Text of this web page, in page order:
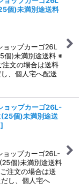
個)未満別途送料
ップカーゴ26L
個)未満別途送料 ※
文の場合は送料
、個人宅へ配送
ョップカーゴ26L-
個)未満別途送
]
ョップカーゴ26L-
個)未満別途送料
注文の場合は送
し、個人宅へ